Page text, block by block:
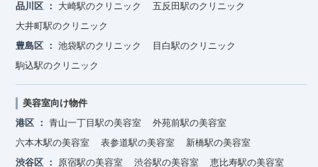
品川区
大崎駅のクリニック
五反田駅のクリニック
大井町駅のクリニック
豊島区
池袋駅のクリニック
目白駅のクリニック
駒込駅のクリニック
美容室向け物件
港区
青山一丁目駅の美容室
外苑前駅の美容室
六本木駅の美容室
表参道駅の美容室
新橋駅の美容室
渋谷区
原宿駅の美容室 渋谷駅の美容室
恵比寿駅の美容室